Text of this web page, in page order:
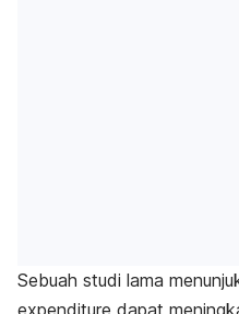
Sebuah studi lama
expenditure dapat